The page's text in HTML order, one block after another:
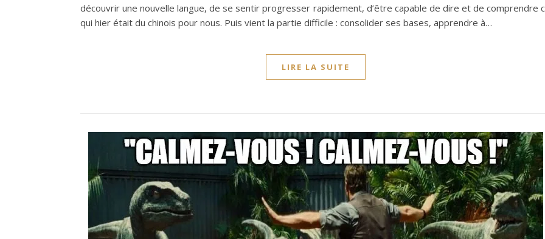
découvrir une nouvelle langue, de se sentir progresser rapidement, d’être capable de dire et de comprendre
qui hier était du chinois pour nous. Puis vient la partie difficile : consolider ses bases, apprendre à…
LIRE LA SUITE